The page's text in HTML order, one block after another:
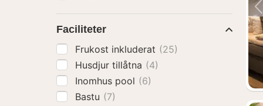
Faciliteter
Frukost inkluderat (25)
Husdjur tillåtna (4)
Inomhus pool (6)
Bastu (7)